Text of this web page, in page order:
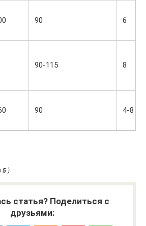
90 6
90-115 8
90 4-8
5 )
статья? Поделиться с
друзьями: